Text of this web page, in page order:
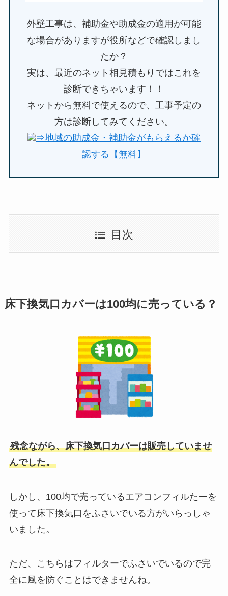
外壁工事は、補助金や助成金の適用が可能
な場合がありますが役所などで確認しまし
たか？
実は、最近のネット相見積もりではこれを
診断できちゃいます！！
ネットから無料で使えるので、工事予定の
方は診断してみてください。
⇒地域の助成金・補助金がもらえるか確
認する【無料】
目次
床下換気口カバーは100均に売っている？
残念ながら、床下換気口カバーは販売していませ
んでした。
しかし、100均で売っているエアコンフィルたーを
使って床下換気口をふさいでいる方がいらっしゃ
いました。
ただ、こちらはフィルターでふさいでいるので完
全に風を防ぐことはできませんね。